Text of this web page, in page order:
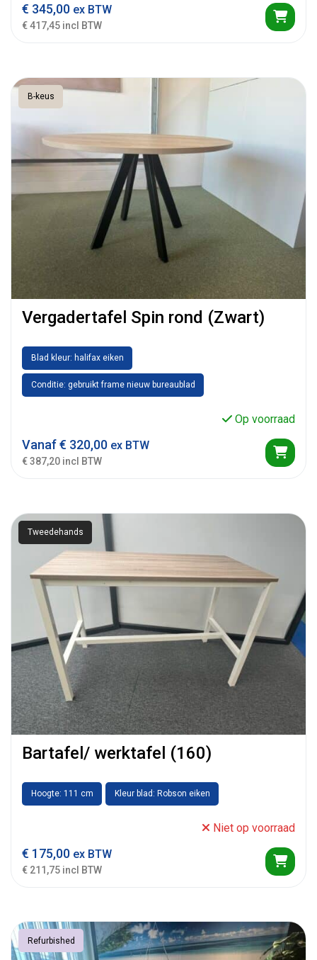
€ 345,00 ex BTW
€ 417,45 incl BTW
B-keus
Vergadertafel Spin rond (Zwart)
Blad kleur: halifax eiken
Conditie: gebruikt frame nieuw bureaublad
Op voorraad
Vanaf€ 320,00 ex BTW
€ 387,20 incl BTW
Tweedehands
Bartafel/ werktafel (160)
Hoogte: 111 cm Kleur blad: Robson eiken
Niet op voorraad
€ 175,00 ex BTW
€ 211,75 incl BTW
Refurbished